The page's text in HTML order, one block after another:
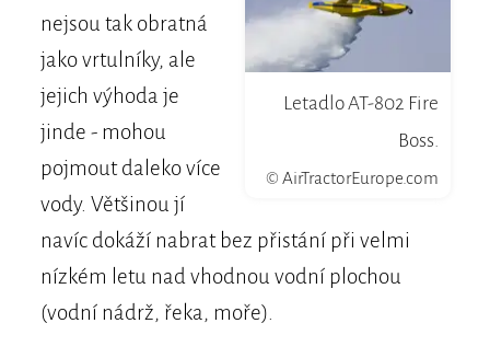
Letadlo AT-802 Fire
Boss.
© AirTractorEurope.com
nejsou tak obratná
jako vrtulníky, ale
jejich výhoda je
jinde - mohou
pojmout daleko více
vody. Většinou jí
navíc dokáží nabrat bez přistání při velmi
nízkém letu nad vhodnou vodní plochou
(vodní nádrž, řeka, moře).